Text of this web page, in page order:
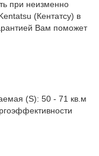
при неизменно
(Кентатсу) в
Вам поможет
(S): 50 - 71 кв.м